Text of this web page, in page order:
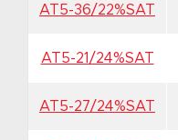
AT5-36/22%SAT
AT5-21/24%SAT
AT5-27/24%SAT